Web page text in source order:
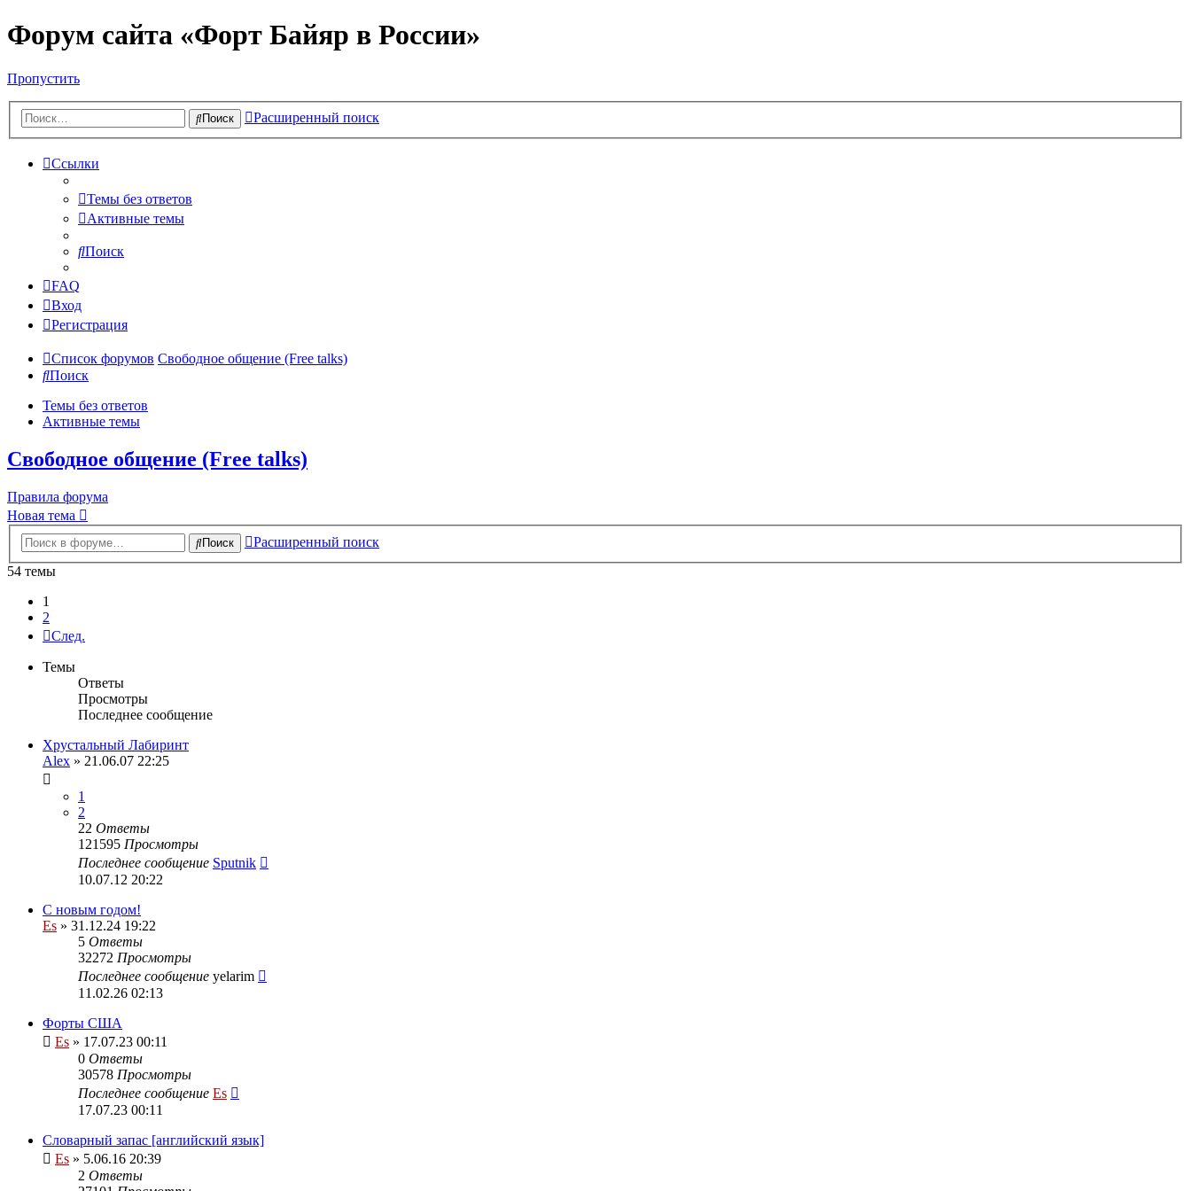
Форум сайта «Форт Байяр в России»
Пропустить
Поиск Расширенный поиск
Ссылки
Темы без ответов
Активные темы
Поиск
FAQ
Вход
Регистрация
Список форумов Свободное общение (Free talks)
Поиск
Темы без ответов
Активные темы
Свободное общение (Free talks)
Правила форума
Новая тема
Поиск
Расширенный поиск
54 темы
1
2
След.
Темы
Ответы
Просмотры
Последнее сообщение
Хрустальный Лабиринт
Alex » 21.06.07 22:25
1
2
22 Ответы
121595 Просмотры
Последнее сообщение Sputnik
10.07.12 20:22
С новым годом!
Es » 31.12.24 19:22
5 Ответы
32272 Просмотры
Последнее сообщение yelarim
11.02.26 02:13
Форты США
Es » 17.07.23 00:11
0 Ответы
30578 Просмотры
Последнее сообщение Es
17.07.23 00:11
Словарный запас [английский язык]
Es » 5.06.16 20:39
2 Ответы